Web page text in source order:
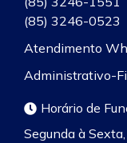
(85) 3246-0523
Atendimento
Administrativo-
Horário de
Segunda à